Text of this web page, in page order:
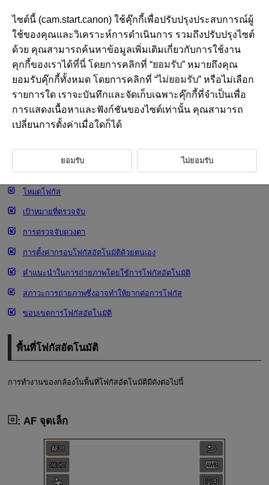
D292-099
การเลือกพื้นที่โฟกัสอัตโนมัติ
พื้นที่โฟกัสอัตโนมัติ
การเลือกพื้นที่โฟกัสอัตโนมัติ
การติดตาม (ทั้งพื้นที่)
การติดตามด้วยปุ่ม
โหมดโฟกัส
เป้าหมายที่ตรวจจับ
การตรวจจับดวงตา
การตั้งค่ากรอบโฟกัสอัตโนมัติด้วยตนเอง
คำแนะนำในการถ่ายภาพโดยใช้การโฟกัสอัตโนมัติ
สภาวะการถ่ายภาพซึ่งอาจทำให้ยากต่อการโฟกัส
ขอบเขตการโฟกัสอัตโนมัติ
พื้นที่โฟกัสอัตโนมัติ
การทำงานของกล้องในพื้นที่โฟกัสอัตโนมัติมีดังต่อไปนี้
: AF จุดเล็ก
ไซต์นี้ (cam.start.canon) ใช้คุ๊กกี้เพื่อปรับปรุงประสบการณ์ผู้
ใช้ของคุณและวิเคราะห์การดำเนินการ รวมถึงปรับปรุงไซต์
ด้วย คุณสามารถค้นหาข้อมูลเพิ่มเติมเกี่ยวกับการใช้งาน
คุกกี้ของเราได้ที่นี่โดยการคลิกที่ “ยอมรับ” หมายถึงคุณ
ยอมรับคุ๊กกี้ทั้งหมด โดยการคลิกที่ “ไม่ยอมรับ” หรือไม่เลือก
รายการใด เราจะบันทึกและจัดเก็บเฉพาะคุ๊กกี้ที่จำเป็นเพื่อ
การแสดงเนื้อหาและฟังก์ชันของไซต์เท่านั้น คุณสามารถ
เปลี่ยนการตั้งค่าเมื่อใดก็ได้
ยอมรับ ไม่ยอมรับ